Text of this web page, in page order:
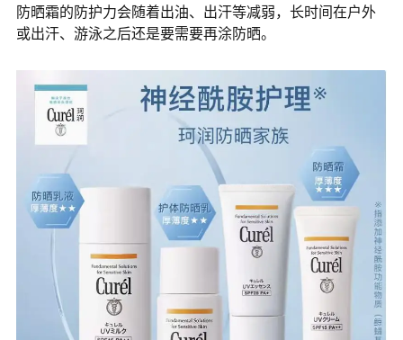
防晒霜的防护力会随着出油、出汗等减弱，长时间在户外
或出汗、游泳之后还是要需要再涂防晒。